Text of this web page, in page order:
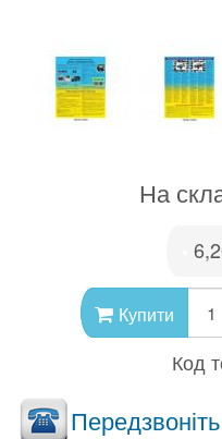
На
Купити
Код